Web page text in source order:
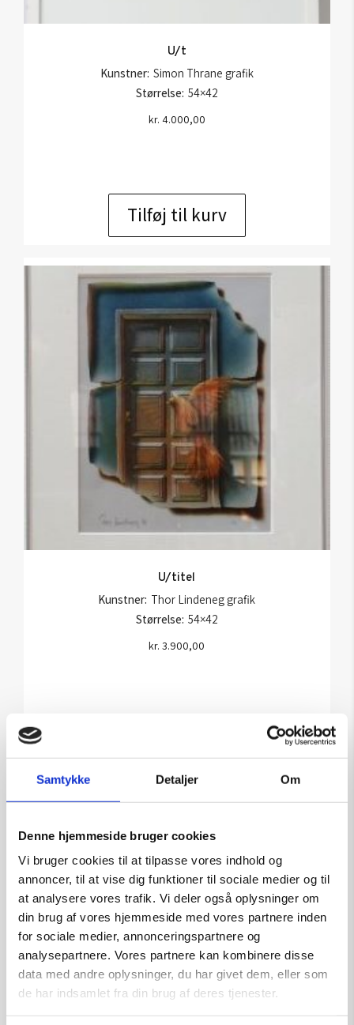
Samtykke Detaljer Om
Denne hjemmeside bruger cookies
Vi bruger cookies til at tilpasse vores indhold og
annoncer, til at vise dig funktioner til sociale medier og til
at analysere vores trafik. Vi deler også oplysninger om
din brug af vores hjemmeside med vores partnere inden
for sociale medier, annonceringspartnere og
analysepartnere. Vores partnere kan kombinere disse
data med andre oplysninger, du har givet dem, eller som
de har indsamlet fra din brug af deres tjenester.
U/t
Kunstner: Simon Thrane grafik
Størrelse: 54×42
kr. 4.000,00
Tilføj til kurv
U/titel
Kunstner: Thor Lindeneg grafik
Størrelse: 54×42
kr. 3.900,00